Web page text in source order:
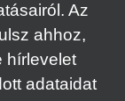
Az
ahhoz,
hírlevelet
adataidat